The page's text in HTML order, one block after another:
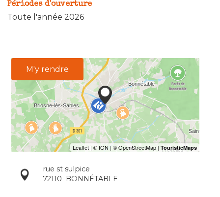
Périodes d'ouverture
Toute l'année 2026
M'y rendre
rue st sulpice
72110
BONNÉTABLE